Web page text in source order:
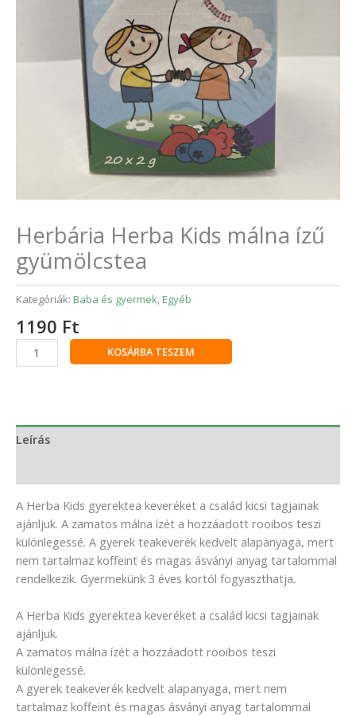
Herbária Herba Kids málna ízű
gyümölcstea
Kategóriák: Baba és gyermek, Egyéb
1190 Ft
KOSÁRBA TESZEM
Leírás
A Herba Kids gyerektea keveréket a család kicsi tagjainak
ajánljuk. A zamatos málna ízét a hozzáadott rooibos teszi
különlegessé. A gyerek teakeverék kedvelt alapanyaga, mert
nem tartalmaz koffeint és magas ásványi anyag tartalommal
rendelkezik. Gyermekünk 3 éves kortól fogyaszthatja.
A Herba Kids gyerektea keveréket a család kicsi tagjainak
ajánljuk.
A zamatos málna ízét a hozzáadott rooibos teszi
különlegessé.
A gyerek teakeverék kedvelt alapanyaga, mert nem
tartalmaz koffeint és magas ásványi anyag tartalommal